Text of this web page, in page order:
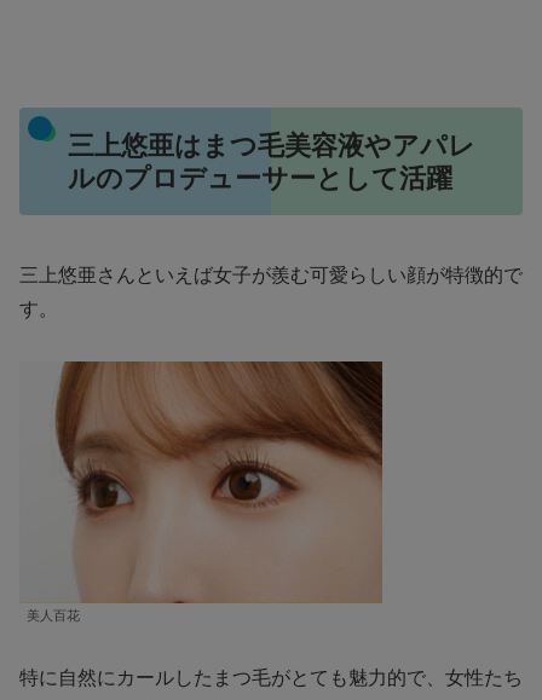
三上悠亜はまつ毛美容液やアパレ
ルのプロデューサーとして活躍
三上悠亜さんといえば女子が羨む可愛らしい顔が特徴的で
す。
美人百花
特に自然にカールしたまつ毛がとても魅力的で、女性たち